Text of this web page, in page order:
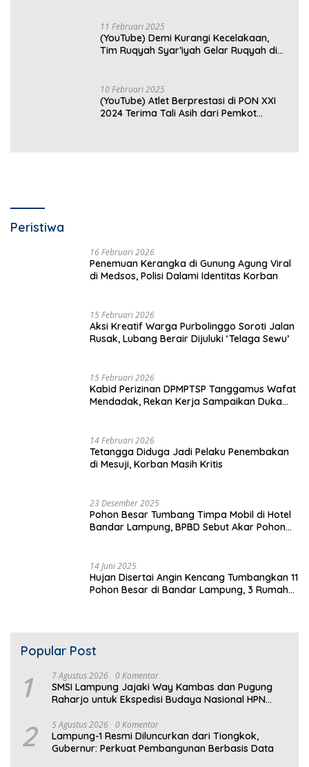
11 Februari 2025
(YouTube) Demi Kurangi Kecelakaan,
Tim Ruqyah Syar’iyah Gelar Ruqyah di
10 Februari 2025
(YouTube) Atlet Berprestasi di PON XXI
2024 Terima Tali Asih dari Pemkot
Peristiwa
16 Februari 2026
Penemuan Kerangka di Gunung Agung Viral
di Medsos, Polisi Dalami Identitas Korban
15 Februari 2026
Aksi Kreatif Warga Purbolinggo Soroti Jalan
Rusak, Lubang Berair Dijuluki ‘Telaga Sewu’
15 Februari 2026
Kabid Perizinan DPMPTSP Tanggamus Wafat
Mendadak, Rekan Kerja Sampaikan Duka
14 Februari 2026
Tetangga Diduga Jadi Pelaku Penembakan
di Mesuji, Korban Masih Kritis
23 Desember 2025
Pohon Besar Tumbang Timpa Mobil di Hotel
Bandar Lampung, BPBD Sebut Akar Pohon
14 Juni 2025
Hujan Disertai Angin Kencang Tumbangkan 11
Pohon Besar di Bandar Lampung, 3 Rumah
Popular Post
1 7 Agustus 2026 0 Komentar
SMSI Lampung Jajaki Way Kambas dan Pugung
Raharjo untuk Ekspedisi Budaya Nasional HPN
2 5 Agustus 2026 0 Komentar
Lampung-1 Resmi Diluncurkan dari Tiongkok,
Gubernur: Perkuat Pembangunan Berbasis Data